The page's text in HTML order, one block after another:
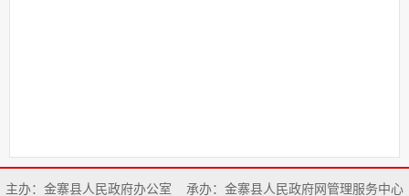
主办：金寨县人民政府办公室 承办：金寨县人民政府网管理服务中心